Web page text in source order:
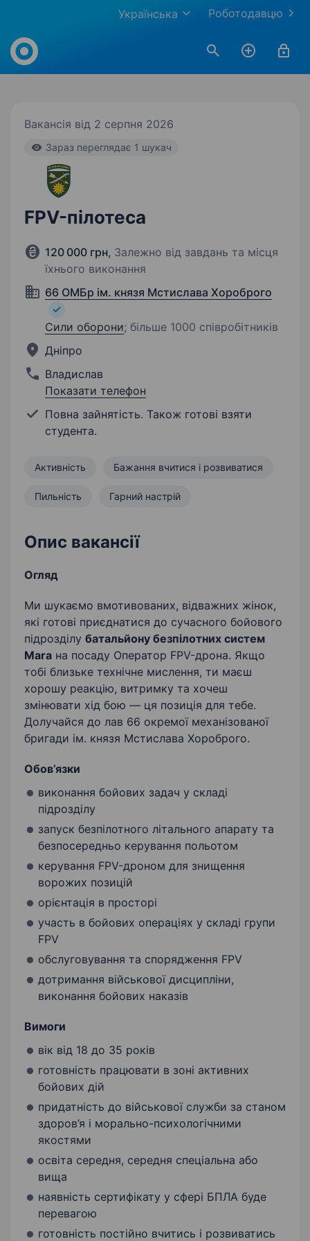
Роботодавцю
Українська
Work.ua
Вакансія від 2 серпня 2026
Зараз переглядає 1 шукач
FPV-пілотеса
120 000 грн, Залежно від завдань та місця
їхнього виконання
66 ОМБр ім. князя Мстислава Хороброго
Сили оборони; більше 1000 співробітників
Дніпро
Владислав
Показати телефон
Повна зайнятість. Також готові взяти
студента.
Активність Бажання вчитися і розвиватися
Пильність Гарний настрій
Опис вакансії
Огляд
Ми шукаємо вмотивованих, відважних жінок,
які готові приєднатися до сучасного бойового
підрозділу батальйону безпілотних систем
Mara на посаду Оператор FPV-дрона. Якщо
тобі близьке технічне мислення, ти маєш
хорошу реакцію, витримку та хочеш
змінювати хід бою — ця позиція для тебе.
Долучайся до лав 66 окремої механізованої
бригади ім. князя Мстислава Хороброго.
Обов’язки
виконання бойових задач у складі
підрозділу
запуск безпілотного літального апарату та
безпосередньо керування польотом
керування FPV-дроном для знищення
ворожих позицій
орієнтація в просторі
участь в бойових операціях у складі групи
FPV
обслуговування та спорядження FPV
дотримання військової дисципліни,
виконання бойових наказів
Вимоги
вік від 18 до 35 років
готовність працювати в зоні активних
бойових дій
придатність до військової служби за станом
здоров’я і морально-психологічними
якостями
освіта середня, середня спеціальна або
вища
наявність сертифікату у сфері БПЛА буде
перевагою
готовність постійно вчитись і розвиватись